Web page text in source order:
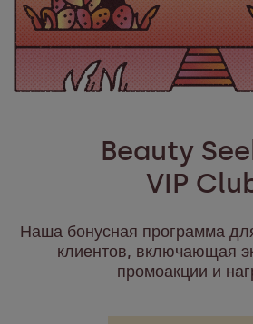
Beauty
VIP
Наша бонусная программа
клиентов, включающая
промоакции и